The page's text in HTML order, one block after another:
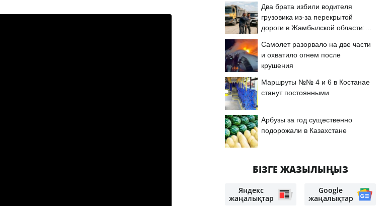
Два брата избили водителя
грузовика из-за перекрытой
дороги в Жамбылской области:
Самолет разорвало на две части
и охватило огнем после
крушения
Маршруты №№ 4 и 6 в Костанае
станут постоянными
Арбузы за год существенно
подорожали в Казахстане
БІЗГЕ ЖАЗЫЛЫҢЫЗ
Яндекс
жаңалықтар
Google
жаңалықтар